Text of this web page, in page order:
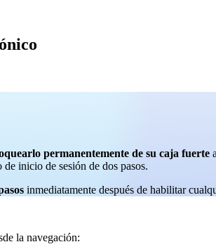
permanentemente de su caja fuerte
inicio de sesión de dos pasos.
inmediatamente después de habilitar
la navegación: